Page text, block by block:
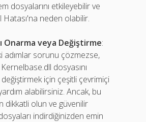
dosyalarını etkileyebilir ve
Hatası'na neden olabilir.
Onarma veya Değiştirme:
adımlar sorunu çözmezse,
dosyasını
için çeşitli çevrimiçi
alabilirsiniz. Ancak, bu
dikkatli olun ve güvenilir
indirdiğinizden emin